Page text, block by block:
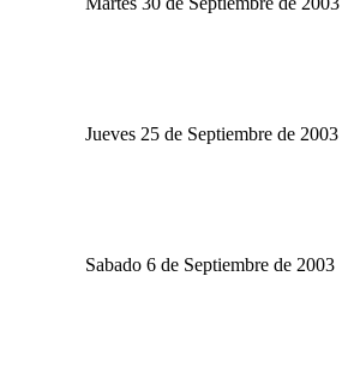
Jueves 25 de Septiembre de 2003
Sabado 6 de Septiembre de 2003